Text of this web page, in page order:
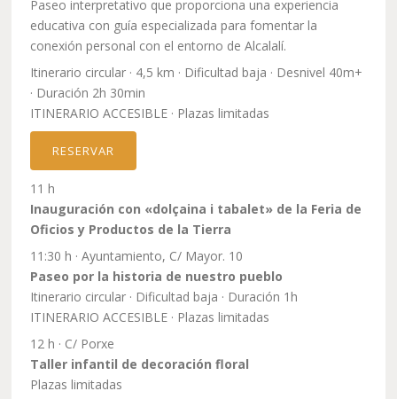
Paseo interpretativo que proporciona una experiencia
educativa con guía especializada para fomentar la
conexión personal con el entorno de Alcalalí.
Itinerario circular · 4,5 km · Dificultad baja · Desnivel 40m+
· Duración 2h 30min
ITINERARIO ACCESIBLE · Plazas limitadas
RESERVAR
11 h
Inauguración con «dolçaina i tabalet» de la Feria de
Oficios y Productos de la Tierra
11:30 h · Ayuntamiento, C/ Mayor. 10
Paseo por la historia de nuestro pueblo
Itinerario circular · Dificultad baja · Duración 1h
ITINERARIO ACCESIBLE · Plazas limitadas
12 h · C/ Porxe
Taller infantil de decoración floral
Plazas limitadas